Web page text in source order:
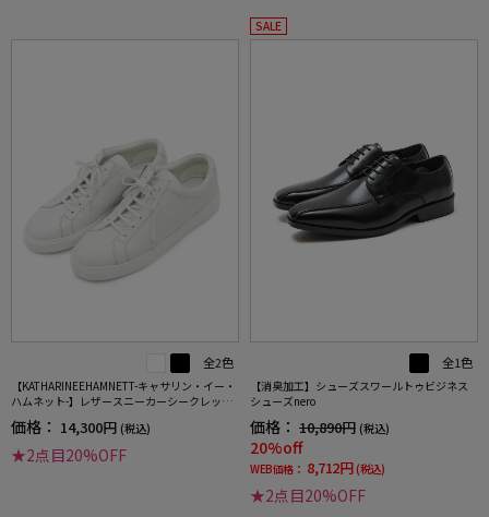
全2色
【KATHARINEEHAMNETT-キャサリン・イー・
ハムネット-】レザースニーカーシークレット
価格： 14,300円 (税込)
★2点目20%OFF
SALE
全1色
【消臭加工】シューズスワールトゥビジネス
シューズnero
価格： 10,890円 (税込)
20%off
WEB価格： 8,712円 (税込)
★2点目20%OFF